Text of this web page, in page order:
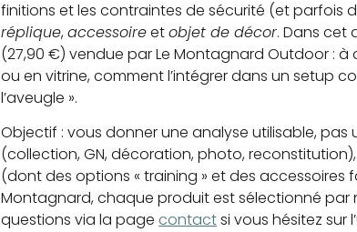
finitions et les contraintes de sécurité (et parfois
réplique,accessoireetobjet de décor. Dans cet
(27,90 €) vendue par Le Montagnard Outdoor : à
ou en vitrine, comment l’intégrer dans un setup
l’aveugle ».
Objectif : vous donner une analyse utilisable,
(collection, GN, décoration, photo,
(dont des options « training » et des accessoires
Montagnard, chaque produit est sélectionné
questions via la pagecontactsi vous hésitez sur